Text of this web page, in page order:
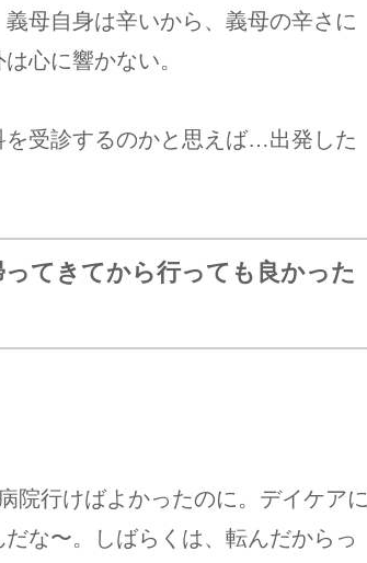
母自身は辛いから、義母の辛さに
心に響かない。
受診するのかと思えば…出発した
てきてから行っても良かった
院行けばよかったのに。デイケアに
な〜。しばらくは、転んだからっ